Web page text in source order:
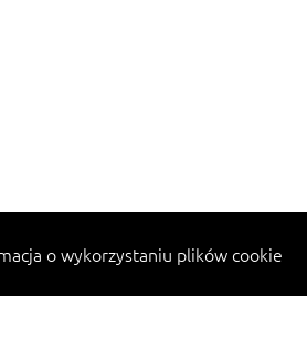
o wykorzystaniu plików cookie
przepisy